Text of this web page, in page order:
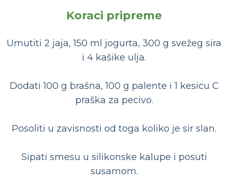
Koraci pripreme
Umutiti 2 jaja, 150 ml jogurta, 300 g svežeg sira
i 4 kašike ulja.
Dodati 100 g brašna, 100 g palente i 1 kesicu C
praška za pecivo.
Posoliti u zavisnosti od toga koliko je sir slan.
Sipati smesu u silikonske kalupe i posuti
susamom.